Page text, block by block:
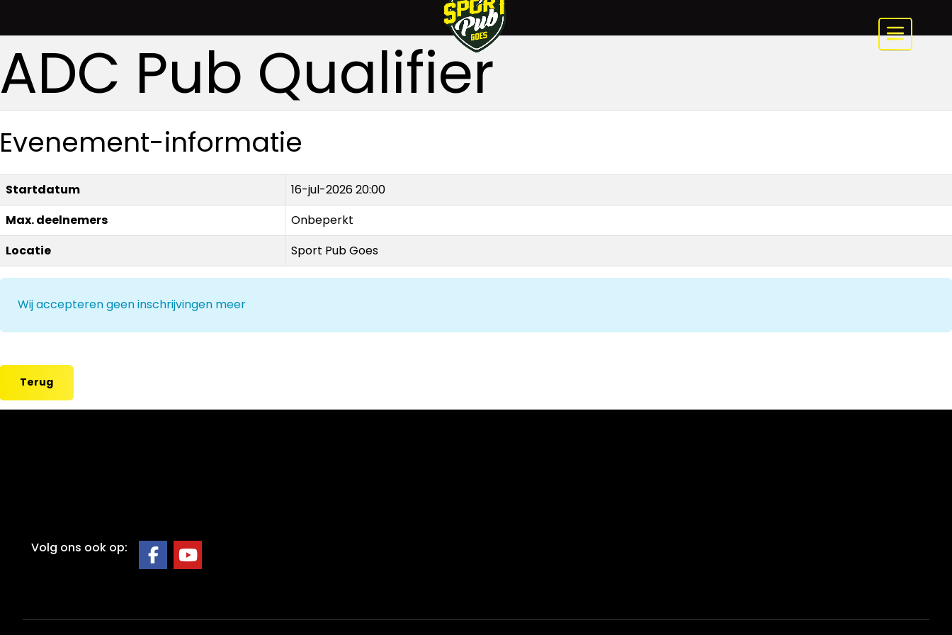
ADC Pub Qualifier
Evenement-informatie
Startdatum
16-jul-2026 20:00
Max. deelnemers
Onbeperkt
Locatie
Sport Pub Goes
Wij accepteren geen inschrijvingen meer
Terug
Volg ons ook op: